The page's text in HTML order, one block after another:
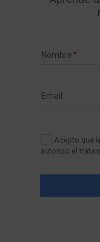
Nombre
Email
Acepto que
autorizo el